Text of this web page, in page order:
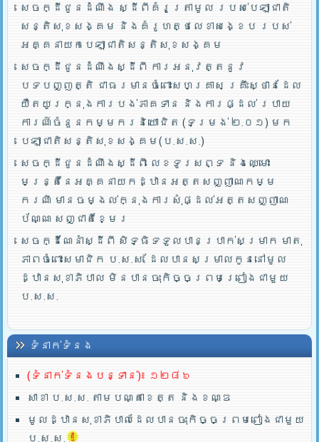
សេចក្ដីជូនដំណឹង ស្ដីពីគំរូត្រាមូល របស់បេឡាជាតិ
សន្តិសុខសង្គម និងគំរូហត្ថលេខាសង្ខេប របស់
អគ្គនាយកបេឡាជាតិសន្តិសុខសង្គម
សេចក្ដីជូនដំណឹងស្ដីពី ការអនុវត្តនូវ
បទបញ្ញត្តិ ជាធរមានចំពោះសហគ្រាស គ្រឹះស្ថានដែល
យឺតយូរក្នុងការបង់ភាគទាន និងការផ្ដល់ របាយ
ការណ៍ចំនួនកម្មករនិយោជិត (ទម្រង់ ២.០១) មក
បេឡាជាតិសន្តិសុខសង្គម(ប.ស.ស.)
សេចក្ដីជូនដំណឹងស្ដីពី លេខទូរសព្ទ និងឈ្មោះ
មន្រ្តីនៃអគ្គនាយកដ្ឋានអត្តសញ្ញាណកម្ម
ករណី មានចម្ងល់ក្នុងការសុំផ្ដល់អត្តសញ្ញាណ
ប័ណ្ណ សញ្ជាតិខ្មែរ
សេចក្ដីណែនាំស្ដីពី សិទ្ធិទទួលបានប្រាក់សម្រាក មាតុ
ភាពចំពោះសមាជិក ប.ស.ស. ដែលបានសម្រាលកូននៅមូល
ដ្ឋានសុខាភិបាល មិនបានចុះកិច្ចព្រមព្រៀងជាមួយ
ប.ស.ស.
ទំនាក់ទំនង
(ទំនាក់ទំនងបន្ទាន់)៖ ១២៨៦
សាខា ប.ស.ស. តាមបណ្តាខេត្ត និងខណ្ឌ
មូលដ្ឋានសុខាភិបាលដែលបានចុះកិច្ចព្រមពៀងជាមួយ
ប.ស.ស.